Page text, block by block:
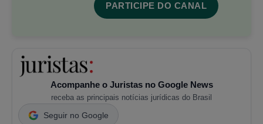
PARTICIPE DO CANAL
Acompanhe o Juristas no Google News
receba as principais notícias jurídicas do Brasil
Seguir no Google